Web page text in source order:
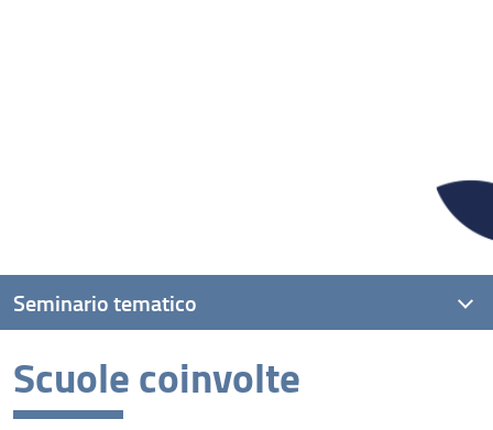
Scuole coinvolte
Seminario tematico
Topic
Scuole coinvolte